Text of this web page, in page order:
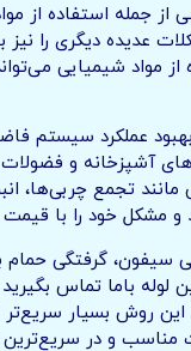
جمله استفاده از
عدیده دیگری را
مواد شیمیایی
عملکرد سیستم
آشپزخانه و
تجمع چربی‌ها،
و مشکل خود را با
سیفون،
لوله باما تماس
روش بسیار
مناسب و در